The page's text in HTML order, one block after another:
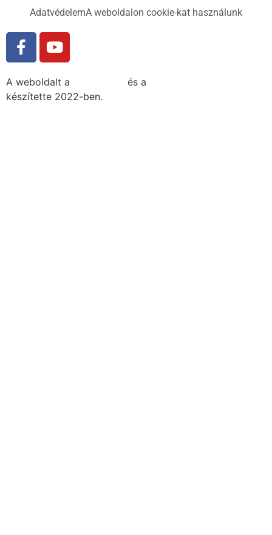
AdatvédelemA weboldalon cookie-kat használunk
A weboldalt a és a
készítette 2022-ben.